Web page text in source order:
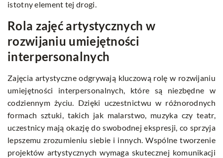
istotny element tej drogi.
Rola zajęć artystycznych w
rozwijaniu umiejętności
interpersonalnych
Zajęcia artystyczne odgrywają kluczową rolę w rozwijaniu
umiejętności interpersonalnych, które są niezbędne w
codziennym życiu. Dzięki uczestnictwu w różnorodnych
formach sztuki, takich jak malarstwo, muzyka czy teatr,
uczestnicy mają okazję do swobodnej ekspresji, co sprzyja
lepszemu zrozumieniu siebie i innych. Wspólne tworzenie
projektów artystycznych wymaga skutecznej komunikacji